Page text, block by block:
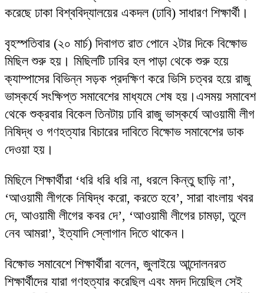
করেছে ঢাকা বিশ্ববিদ্যালয়ের একদল (ঢাবি) সাধারণ শিক্ষার্থী।
বৃহস্পতিবার (২০ মার্চ) দিবাগত রাত পোনে ২টার দিকে বিক্ষোভ
মিছিল শুরু হয়। মিছিলটি ঢাবির হল পাড়া থেকে শুরু হয়ে
ক্যাম্পাসের বিভিন্ন সড়ক প্রদক্ষিণ করে ভিসি চত্বর হয়ে রাজু
ভাস্কর্যে সংক্ষিপ্ত সমাবেশের মাধ্যমে শেষ হয়।এসময় সমাবেশ
থেকে শুক্রবার বিকেল তিনটায় ঢাবি রাজু ভাস্কর্যে আওয়ামী লীগ
নিষিদ্ধ ও গণহত্যার বিচারের দাবিতে বিক্ষোভ সমাবেশের ডাক
দেওয়া হয়।
মিছিলে শিক্ষার্থীরা ‘ধরি ধরি ধরি না, ধরলে কিন্তু ছাড়ি না’,
‘আওয়ামী লীগকে নিষিদ্ধ করো, করতে হবে’, সারা বাংলায় খবর
দে, আওয়ামী লীগের কবর দে’, ‘আওয়ামী লীগের চামড়া, তুলে
নেব আমরা’, ইত্যাদি স্লোগান দিতে থাকেন।
বিক্ষোভ সমাবেশে শিক্ষার্থীরা বলেন, জুলাইয়ে আন্দোলনরত
শিক্ষার্থীদের যারা গণহত্যার করেছিল এবং মদদ দিয়েছিল সেই